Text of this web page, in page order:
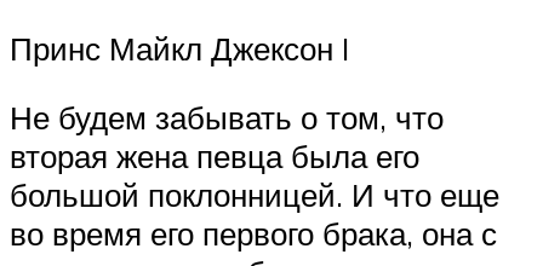
Принс Майкл Джексон I
Не будем забывать о том, что
вторая жена певца была его
большой поклонницей. И что еще
во время его первого брака, она с